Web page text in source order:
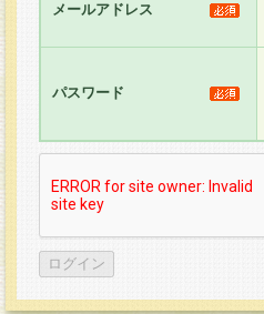
メールアドレス
パスワード